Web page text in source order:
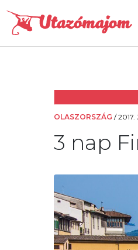
OLASZORSZÁG /2017.
3 nap